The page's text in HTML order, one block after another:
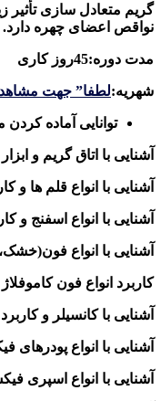
گریم متعادل سازی تأثیر
نواقص اعضای چهره دارد.
مدت دوره:45روز کاری
شهریه:لطفا” جهت
توانایی آماده کردن
آشنایی با اتاق گریم و ابزار
آشنایی با انواع قلم ها و
آشنایی با انواع اسفنج و
آشنایی با انواع
کاربرد انواع فون کاموفلاژ
آشنایی با کانسیلر و
آشنایی با انواع پودرهای
آشنایی با انواع اسپری